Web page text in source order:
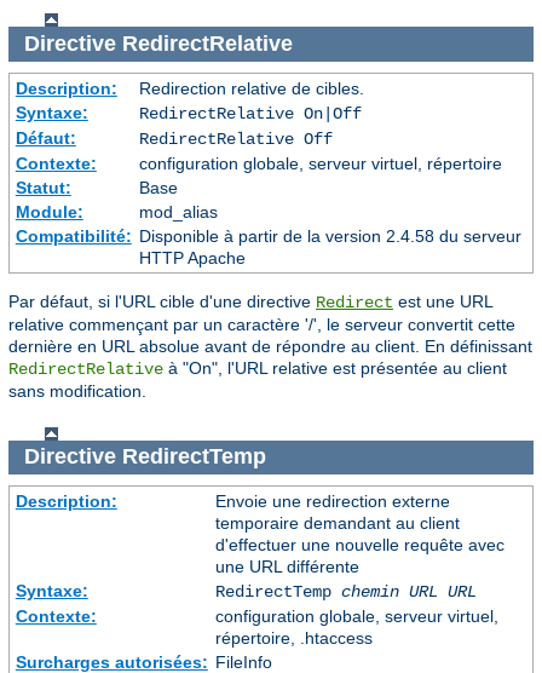
Directive RedirectRelative
Description:
Redirection relative de cibles.
Syntaxe:
RedirectRelative On|Off
Défaut:
RedirectRelative Off
Contexte:
configuration globale, serveur virtuel, répertoire
Statut:
Base
Module:
mod_alias
Compatibilité: Disponible à partir de la version 2.4.58 du serveur
HTTP Apache
Par défaut, si l'URL cible d'une directive Redirect est une URL
relative commençant par un caractère '/', le serveur convertit cette
dernière en URL absolue avant de répondre au client. En définissant
RedirectRelative à "On", l'URL relative est présentée au client
sans modification.
Directive RedirectTemp
Description:
Envoie une redirection externe
temporaire demandant au client
d'effectuer une nouvelle requête avec
une URL différente
Syntaxe:
RedirectTemp chemin URL URL
Contexte:
configuration globale, serveur virtuel,
répertoire, .htaccess
Surcharges autorisées: FileInfo